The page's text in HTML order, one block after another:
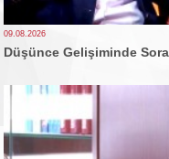
09.08.2026
Düşünce Gelişiminde